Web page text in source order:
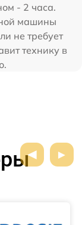
- 2 часа.
машины
не требует
технику в